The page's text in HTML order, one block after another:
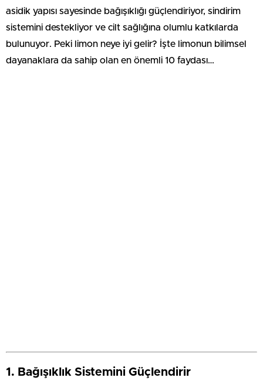
asidik yapısı sayesinde bağışıklığı güçlendiriyor, sindirim
sistemini destekliyor ve cilt sağlığına olumlu katkılarda
bulunuyor. Peki limon neye iyi gelir? İşte limonun bilimsel
dayanaklara da sahip olan en önemli 10 faydası…
1. Bağışıklık Sistemini Güçlendirir